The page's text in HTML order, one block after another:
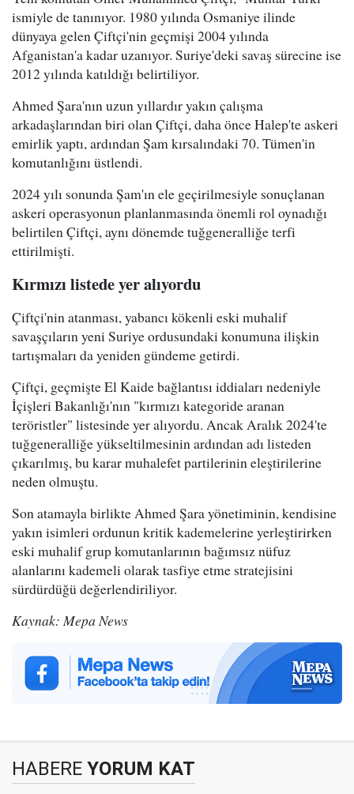
ismiyle de tanınıyor. 1980 yılında Osmaniye ilinde
dünyaya gelen Çiftçi'nin geçmişi 2004 yılında
Afganistan'a kadar uzanıyor. Suriye'deki savaş sürecine ise
2012 yılında katıldığı belirtiliyor.
Ahmed Şara'nın uzun yıllardır yakın çalışma
arkadaşlarından biri olan Çiftçi, daha önce Halep'te askeri
emirlik yaptı, ardından Şam kırsalındaki 70. Tümen'in
komutanlığını üstlendi.
2024 yılı sonunda Şam'ın ele geçirilmesiyle sonuçlanan
askeri operasyonun planlanmasında önemli rol oynadığı
belirtilen Çiftçi, aynı dönemde tuğgeneralliğe terfi
ettirilmişti.
Kırmızı listede yer alıyordu
Çiftçi'nin atanması, yabancı kökenli eski muhalif
savaşçıların yeni Suriye ordusundaki konumuna ilişkin
tartışmaları da yeniden gündeme getirdi.
Çiftçi, geçmişte El Kaide bağlantısı iddiaları nedeniyle
İçişleri Bakanlığı'nın "kırmızı kategoride aranan
teröristler" listesinde yer alıyordu. Ancak Aralık 2024'te
tuğgeneralliğe yükseltilmesinin ardından adı listeden
çıkarılmış, bu karar muhalefet partilerinin eleştirilerine
neden olmuştu.
Son atamayla birlikte Ahmed Şara yönetiminin, kendisine
yakın isimleri ordunun kritik kademelerine yerleştirirken
eski muhalif grup komutanlarının bağımsız nüfuz
alanlarını kademeli olarak tasfiye etme stratejisini
sürdürdüğü değerlendiriliyor.
Kaynak: Mepa News
HABERE YORUM KAT